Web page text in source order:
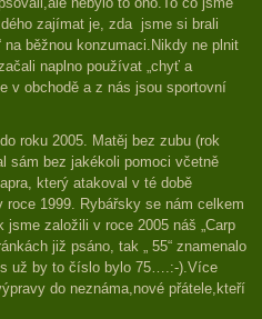
zajímat je, zda jsme si brali
na běžnou konzumaci.Nikdy ne plnit
naplno používat „chyť a
v obchodě a z nás jsou sportovní
roku 2005. Matěj bez zubu (rok
sám bez jakékoli pomoci včetně
který atakoval v té době
roce 1999. Rybářsky se nám celkem
založili v roce 2005 náš „Carp
již psáno, tak „ 55“ znamenalo
už by to číslo bylo 75….:-).Více
do neznáma,nové přátele,kteří